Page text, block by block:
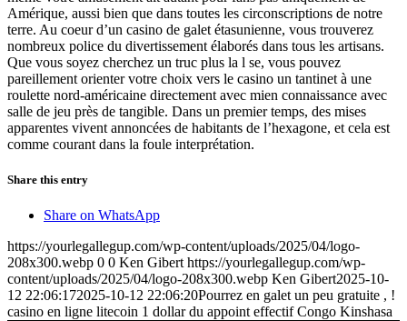
Amérique, aussi bien que dans toutes les circonscriptions de notre
terre. Au coeur d’un casino de galet étasunienne, vous trouverez
nombreux police du divertissement élaborés dans tous les artisans.
Que vous soyez cherchez un truc plus la l se, vous pouvez
pareillement orienter votre choix vers le casino un tantinet à une
roulette nord-américaine directement avec mien connaissance avec
salle de jeu près de tangible. Dans un premier temps, des mises
apparentes vivent annoncées de habitants de l’hexagone, et cela est
comme courant dans la foule interprétation.
Share this entry
Share on WhatsApp
https://yourlegallegup.com/wp-content/uploads/2025/04/logo-
208x300.webp 0 0 Ken Gibert https://yourlegallegup.com/wp-
content/uploads/2025/04/logo-208x300.webp Ken Gibert2025-10-
12 22:06:172025-10-12 22:06:20Pourrez en galet un peu gratuite , !
casino en ligne litecoin 1 dollar du appoint effectif Congo Kinshasa